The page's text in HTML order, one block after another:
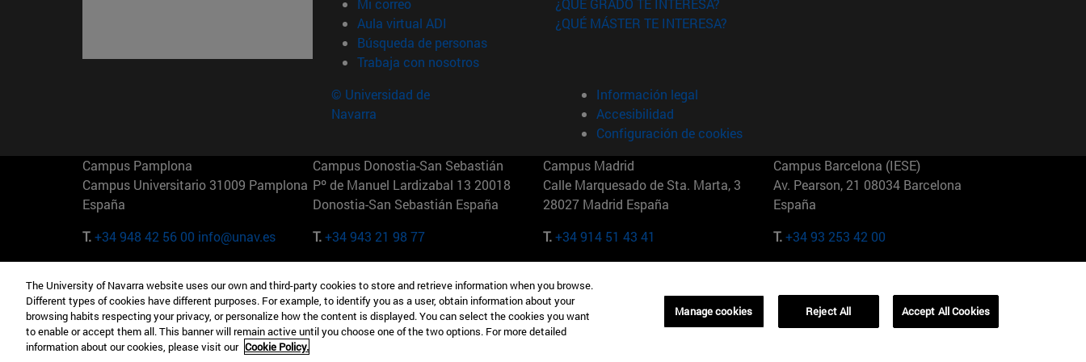
Mi correo
Aula virtual ADI (abre en nueva ventana)
Búsqueda de personas(abre en nueva ventana)
Trabaja con nosotros(abre en nueva ventana)
¿QUÉ GRADO TE INTERESA?
¿QUÉ MÁSTER TE INTERESA?
© Universidad de
Navarra
Información legal
Accesibilidad
Configuración de cookies
Campus Pamplona
Campus Universitario 31009 Pamplona
España
T.+34 948 42 56 00 info@unav.es
Campus Donostia-San Sebastián
Pº de Manuel Lardizabal 13 20018
Donostia-San Sebastián España
T.+34 943 21 98 77
Campus Madrid
Calle Marquesado de Sta. Marta, 3
28027 Madrid España
T.+34 914 51 43 41
Campus Barcelona (IESE)
Av. Pearson, 21 08034 Barcelona
España
T.+34 93 253 42 00
Camino del Cerro Águila 3 28023
Madrid España
T.+34 912 11 30 00
165 W 57th St 10019-2201 Nueva York
EE.UU
T.+1 646 346 8850
Maria-Theresia-Straße 15 81675
Múnich Alemania
T.+49 89 24209790
01321001 Bela Vista Brasil
The University of Navarra website uses our own and third-party cookies to store and retrieve information when you browse.
Different types of cookies have different purposes. For example, to identify you as a user, obtain information about your
browsing habits respecting your privacy, or personalize how the content is displayed. You can select the cookies you want
to enable or accept them all. This banner will remain active until you choose one of the two options. For more detailed
information about our cookies, please visit our Cookie Policy.
Manage cookies Reject All Accept All Cookies